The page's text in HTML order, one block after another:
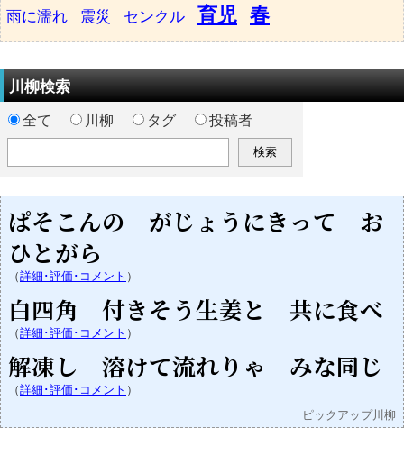
雨に濡れ 震災 センクル 育児 春
川柳検索
全て 川柳 タグ 投稿者
ぱそこんの がじょうにきって お
ひとがら
（詳細･評価･コメント ）
白四角 付きそう生姜と 共に食べ
（詳細･評価･コメント ）
解凍し 溶けて流れりゃ みな同じ
（詳細･評価･コメント ）
ピックアップ川柳